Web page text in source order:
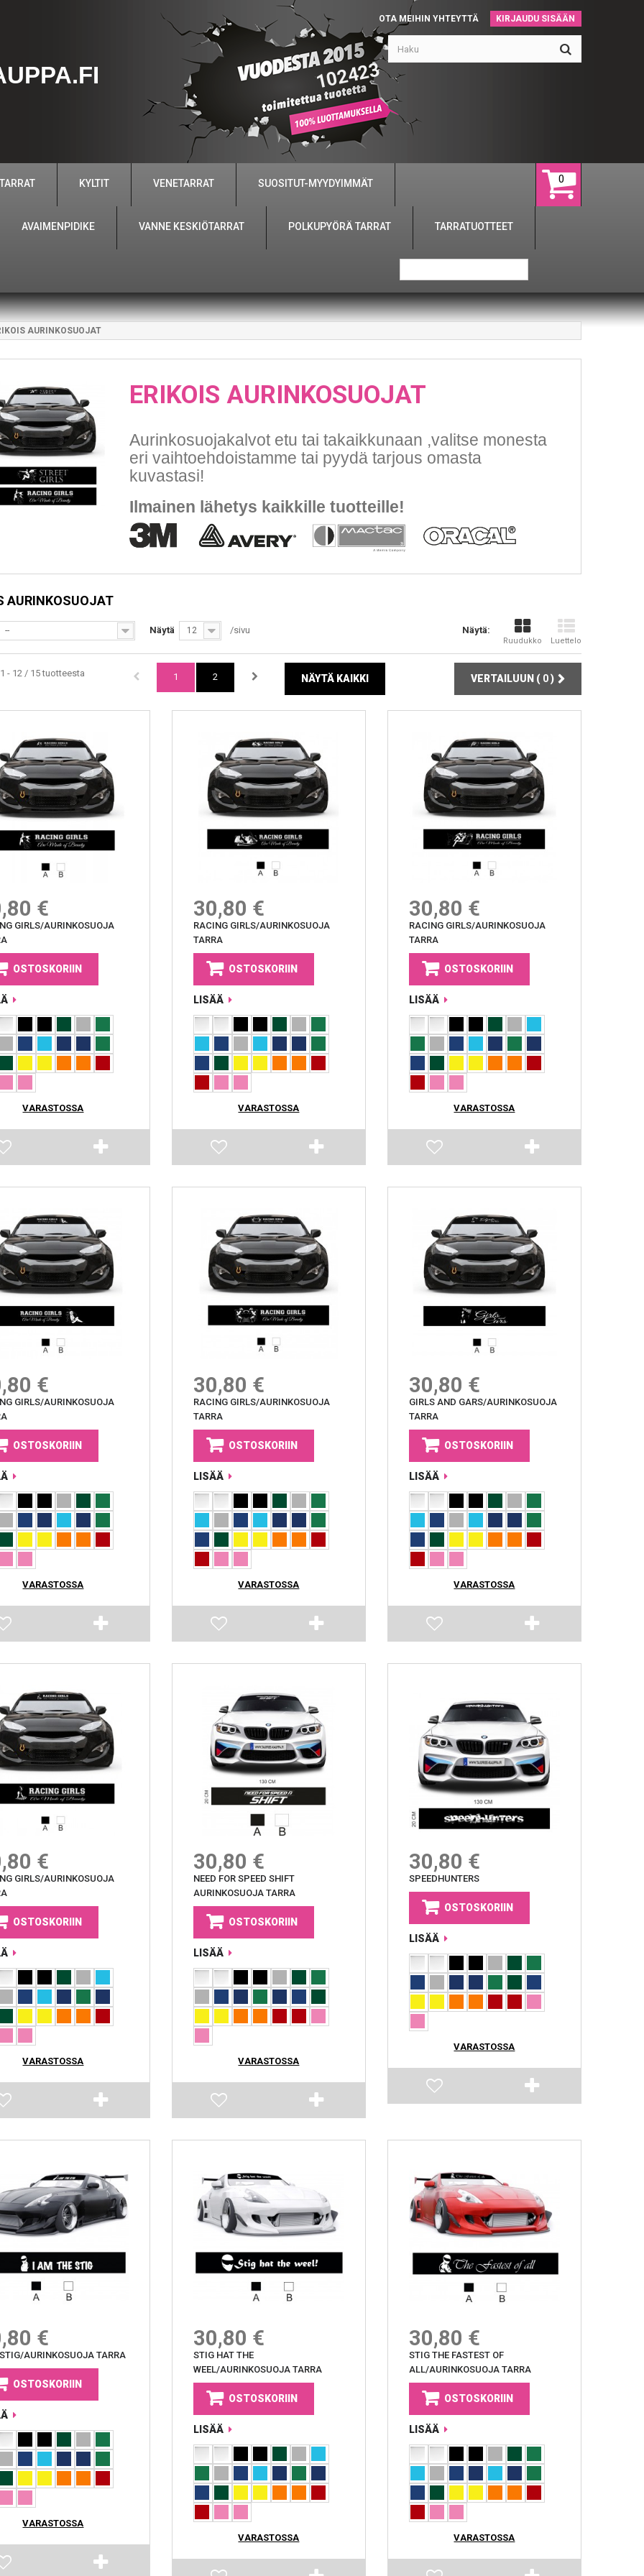
KIRJAUDU SISÄÄN
OTA MEIHIN YHTEYTTÄ
102423
0
KYLTIT VENETARRAT SUOSITUT-MYYDYIMMÄT
AVAIMENPIDIKE VANNE KESKIÖTARRAT POLKUPYÖRÄ TARRAT TARRATUOTTEET
AURINKOSUOJAT
ERIKOIS AURINKOSUOJAT
Aurinkosuojakalvot etu tai takaikkunaan ,valitse monesta
eri vaihtoehdoistamme tai pyydä tarjous omasta
kuvastasi!
Ilmainen lähetys kaikkille tuotteille!
AURINKOSUOJAT
Näytä:
Ruudukko Luettelo
-- Näytä 12 /sivu
VERTAILUUN ( 0)
NÄYTÄ KAIKKI
1 2
- 12 / 15 tuotteesta
€
GIRLS/AURINKOSUOJA
OSTOSKORIIN
VARASTOSSA
30,80 €
RACING GIRLS/AURINKOSUOJA
TARRA
OSTOSKORIIN
LISÄÄ
VARASTOSSA
30,80 €
RACING GIRLS/AURINKOSUOJA
TARRA
OSTOSKORIIN
LISÄÄ
VARASTOSSA
€
GIRLS/AURINKOSUOJA
OSTOSKORIIN
VARASTOSSA
30,80 €
RACING GIRLS/AURINKOSUOJA
TARRA
OSTOSKORIIN
LISÄÄ
VARASTOSSA
30,80 €
GIRLS AND GARS/AURINKOSUOJA
TARRA
OSTOSKORIIN
LISÄÄ
VARASTOSSA
€
GIRLS/AURINKOSUOJA
OSTOSKORIIN
VARASTOSSA
30,80 €
NEED FOR SPEED SHIFT
AURINKOSUOJA TARRA
OSTOSKORIIN
LISÄÄ
VARASTOSSA
30,80 €
SPEEDHUNTERS
OSTOSKORIIN
LISÄÄ
VARASTOSSA
€
AURINKOSUOJA TARRA
OSTOSKORIIN
VARASTOSSA
30,80 €
STIG HAT THE
WEEL/AURINKOSUOJA TARRA
OSTOSKORIIN
LISÄÄ
VARASTOSSA
30,80 €
STIG THE FASTEST OF
ALL/AURINKOSUOJA TARRA
OSTOSKORIIN
LISÄÄ
VARASTOSSA